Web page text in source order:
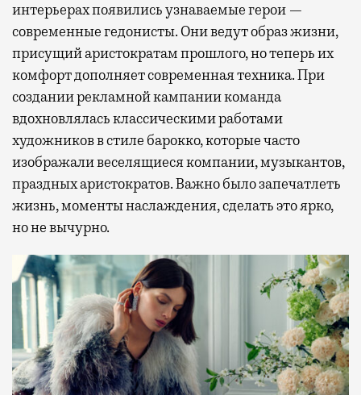
интерьерах появились узнаваемые герои —
современные гедонисты. Они ведут образ жизни,
присущий аристократам прошлого, но теперь их
комфорт дополняет современная техника. При
создании рекламной кампании команда
вдохновлялась классическими работами
художников в стиле барокко, которые часто
изображали веселящиеся компании, музыкантов,
праздных аристократов. Важно было запечатлеть
жизнь, моменты наслаждения, сделать это ярко,
но не вычурно.